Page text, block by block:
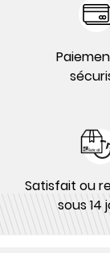
Satisfait ou
sous 14